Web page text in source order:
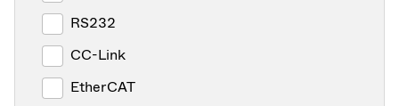
RS232
CC-Link
EtherCAT